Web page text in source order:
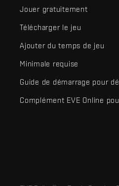
Jouer gratuitement
Télécharger le jeu
Ajouter du temps de jeu
Minimale requise
Guide de démarrage pour
Complément EVE Online